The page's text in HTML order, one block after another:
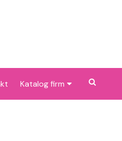
Katalog firm